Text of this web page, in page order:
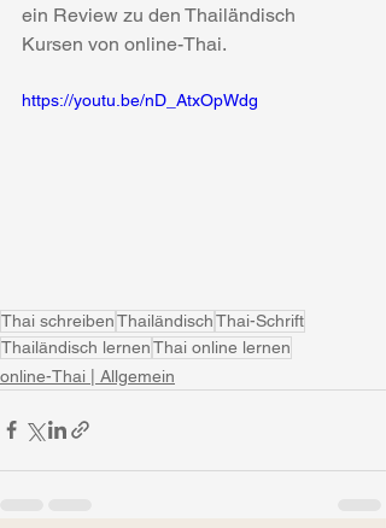
ein Review zu den Thailändisch
Kursen von online-Thai.
https://youtu.be/nD_AtxOpWdg
Thai schreibenThailändischThai-Schrift
Thailändisch lernenThai online lernen
online-Thai | Allgemein